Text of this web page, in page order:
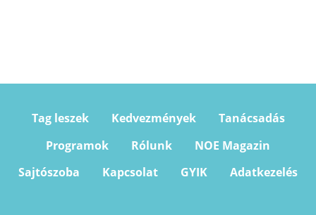
Tag leszek Kedvezmények
Tanácsadás
Programok
Rólunk
NOE Magazin
Sajtószoba
Kapcsolat GYIK Adatkezelés